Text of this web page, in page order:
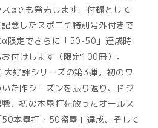
αでも発売します。付録として
念したスポニチ特別号外付きで
α限定でさらに「50-50」達成時
付けします（限定100冊）。
好評シリーズの第3弾。初のワ
た昨シーズンを振り返り、ドジ
、初の本塁打を放ったオールス
本塁打・50盗塁」達成、そして